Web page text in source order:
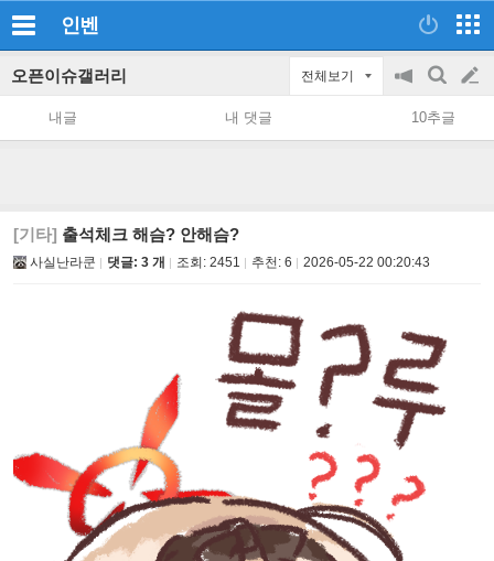
인벤
오픈이슈갤러리 전체보기
공
지
on/off
검
색
글
쓰
내글 내 댓글 10추글
[기타] 출석체크 해슴? 안해슴?
사실난라쿤 댓글: 3 개 조회: 2451 추천: 6 2026-05-22 00:20:43